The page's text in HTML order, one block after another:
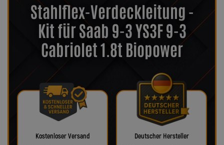
Stahlflex-Verdeckleitung -
Kit für Saab 9-3 YS3F 9-3
Cabriolet 1.8t Biopower
Kostenloser Versand
Deutscher Hersteller